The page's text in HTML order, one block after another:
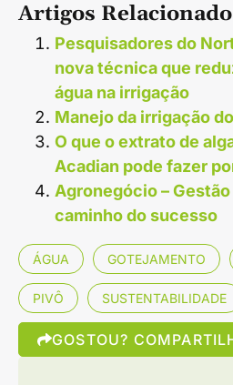
Artigos
Pesquisadores do
nova técnica que
água na irrigação
Manejo da irrigação
O que o extrato de
Acadian pode fazer
Agronegócio –
caminho do sucesso
ÁGUA GOTEJAMENTO
PIVÔ SUSTENTABILIDADE
GOSTOU?